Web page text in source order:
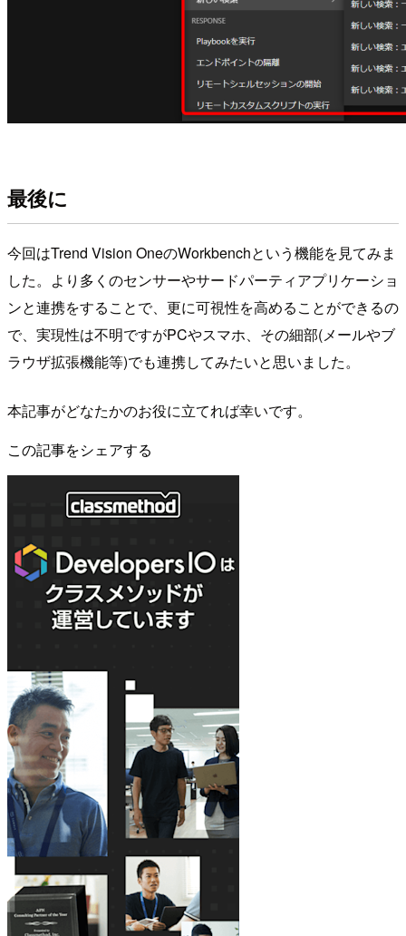
最後に
今回はTrend Vision OneのWorkbenchという機能を見てみま
した。より多くのセンサーやサードパーティアプリケーショ
ンと連携をすることで、更に可視性を高めることができるの
で、実現性は不明ですがPCやスマホ、その細部(メールやブ
ラウザ拡張機能等)でも連携してみたいと思いました。
本記事がどなたかのお役に立てれば幸いです。
この記事をシェアする